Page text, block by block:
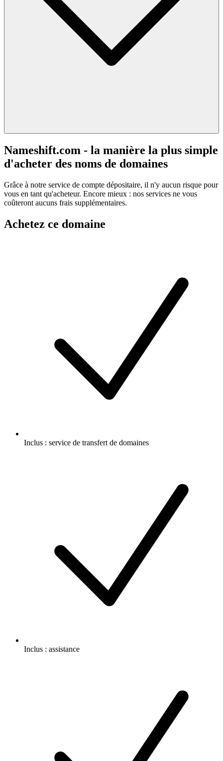
Nameshift.com - la manière la plus simple
d'acheter des noms de domaines
Grâce à notre service de compte dépositaire, il n'y aucun risque pour
vous en tant qu'acheteur. Encore mieux : nos services ne vous
coûteront aucuns frais supplémentaires.
Achetez ce domaine
Inclus : service de transfert de domaines
Inclus : assistance